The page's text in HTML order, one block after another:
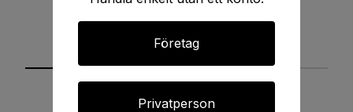
Företag
Privatperson